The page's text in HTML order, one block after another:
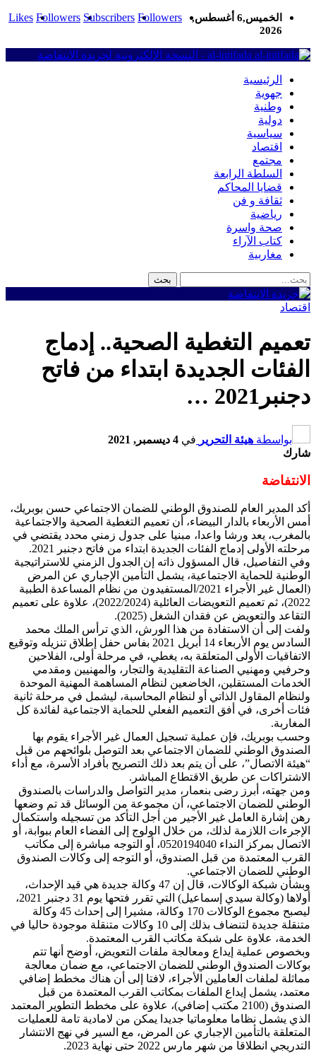
Likes Followers Subscribers Followers
الخميس,6 أغسطس,
2026
al-intifada - النسخة الإلكترونية لجريدة الانتفاضة
الرئيسية
جهوية
وطنية
دولية
سياسية
اقتصاد
مجتمع
السلطة الرابعة
قضايا المحاكم
ثقافة و فن
رياضية
صحة واسرة
كتاب الآراء
مغاربية
اقتصاد
تعميم التغطية الصحية.. إدماج
الفئات الجديدة ابتداء من فاتح
دجنبر2021 …
بواسطة هيئة التحرير في 4 ديسمبر, 2021
شارك
الانتفاضة
أكد المدير العام للصندوق الوطني للضمان الاجتماعي حسن بوبريك،
أمس الأربعاء بالدار البيضاء، أن تعميم التغطية الصحية والاجتماعية
بالمغرب، يعد ورشا واعدا، مبنيا على جدول زمني محدد يقتضي في
مرحلته الأولى إدماج الفئات الجديدة ابتداء من فاتح دجنبر 2021.
وفي التفاصيل، قال المسؤول ذاته إن الجدول الزمني للاستراتيجية
الوطنية للحماية الاجتماعية، يشمل التأمين الإجباري عن المرض
(العمال غير الأجراء 2021/المستفيدون من نظام المساعدة الطبية
2022)، ثم تعميم التعويضات العائلية (2022/2024)، علاوة على تعميم
التقاعد والتعويض عن فقدان الشغل (2025).
ولفت إلى أن الاستفادة من هذا الورش، الذي ترأس الملك محمد
السادس يوم الأربعاء 14 أبريل 2021 بفاس حفل إطلاق تنزيله وتوقيع
الاتفاقيات الأولى المتعلقة به، يغطي، في مرحلة أولى، الفلاحين
وحرفيي ومهنيي الصناعة التقليدية والتجار، والمهنيين ومقدمي
الخدمات المستقلين، الخاضعين لنظام المساهمة المهنية الموحدة
ولنظام المقاول الذاتي أو لنظام المحاسبة، ليشمل في مرحلة ثانية
فئات أخرى، في أفق التعميم الفعلي للحماية الاجتماعية لفائدة كل
المغاربة.
وحسب بوبريك، فإن عملية تسجيل العمال غير الأجراء يقوم بها
الصندوق الوطني للضمان الاجتماعي بعد التوصل بلوائحهم من قبل
“هيئة الاتصال”، على أن يتم بعد ذلك التصريح بأفراد الأسرة، مع أداء
الاشتراكات عن طريق الاقتطاع المباشر.
ومن جهته، أبرز رضى بنعمار، مدير التواصل والدراسات بالصندوق
الوطني للضمان الاجتماعي، أن مجموعة من الوسائل قد تم وضعها
رهن إشارة العامل غير الأجير من أجل التأكد من تسجيله واستكمال
الإجرءات اللازمة لذلك، من خلال الولوج إلى الفضاء العام ببوابة، أو
الاتصال بمركز النداء 0520194040، أو التوجه مباشرة إلى مكاتب
القرب المعتمدة من قبل الصندوق، أو التوجه إلى وكالات الصندوق
الوطني للضمان الاجتماعي.
وبشأن شبكة الوكالات، قال إن 47 وكالة جديدة هي قيد الإحداث،
أولاها (وكالة سيدي إسماعيل) التي تقرر فتحها يوم 31 دجنبر 2021،
ليصبح مجموع الوكالات 170 وكالة، مشيرا إلى إحداث 45 وكالة
متنقلة جديدة لتنضاف بذلك إلى 10 وكالات متنقلة موجودة حاليا في
الخدمة، علاوة على شبكة مكاتب القرب المعتمدة.
وبخصوص عملية إيداع ومعالجة ملفات التعويض، أوضح أنها تتم
بوكالات الصندوق الوطني للضمان الاجتماعي، مع ضمان معالجة
مماثلة لملفات العاملين الأجراء، لافتا إلى أن هناك مخطط إضافي
معتمد، يشمل إيداع الملفات بمكاتب القرب المعتمدة من قبل
الصندوق (2100 مكتب إضافي)، علاوة على مخطط التطوير المعتمد
الذي يشمل نظاما معلوماتيا جديدا يمكن من لامادية تامة للعمليات
المتعلقة بالتأمين الإجباري عن المرض، مع السير في نهج الانتشار
التدريجي انطلاقا من شهر مارس 2022 حتى نهاية 2023.